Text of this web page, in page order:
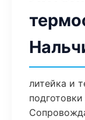
литейка и